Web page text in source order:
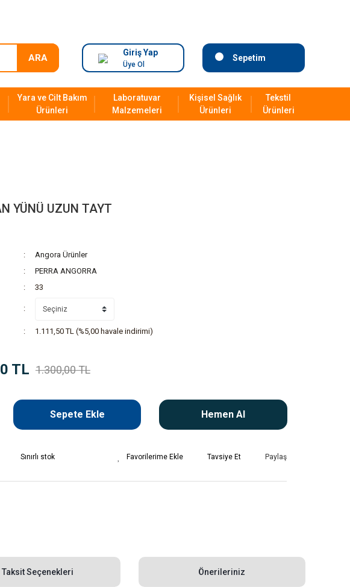
ARA
Giriş Yap
Üye Ol
Sepetim
Yara ve Cilt Bakım
Ürünleri
Laboratuvar
Malzemeleri
Kişisel Sağlık
Ürünleri
Tekstil
Ürünleri
YÜNÜ UZUN TAYT
Angora Ürünler
PERRA ANGORRA
33
1.111,50 TL (%5,00 havale indirimi)
TL 1.300,00 TL
Sepete Ekle Hemen Al
Sınırlı stok Tavsiye Et Paylaş
Taksit Seçenekleri Önerileriniz